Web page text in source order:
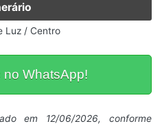
Luz / Centro
no WhatsApp!
em 12/06/2026, conforme